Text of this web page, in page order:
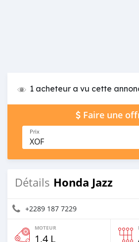
1 acheteur a vu cette
Faire une
Prix
XOF
Détails Honda Jazz
+2289 187 7229
MOTEUR
1,4 L